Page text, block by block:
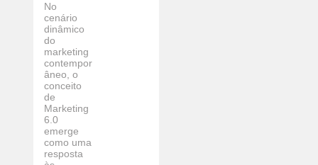
No
cenário
dinâmico
do
marketing
contempor
âneo, o
conceito
de
Marketing
6.0
emerge
como uma
resposta